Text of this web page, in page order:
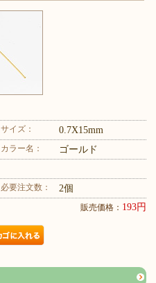
サイズ： 0.7X15mm
カラー名： ゴールド
必要注文数： 2個
販売価格： 193円